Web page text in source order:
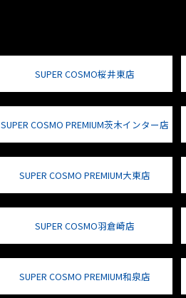
SUPER COSMO桜井東店
SUPER COSMO PREMIUM茨木インター店
SUPER COSMO PREMIUM大東店
SUPER COSMO羽倉崎店
SUPER COSMO PREMIUM和泉店